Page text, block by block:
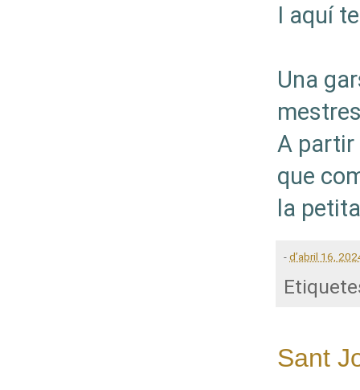
I aquí
Una
A partir
que
la
-d’abril 16,
Sant